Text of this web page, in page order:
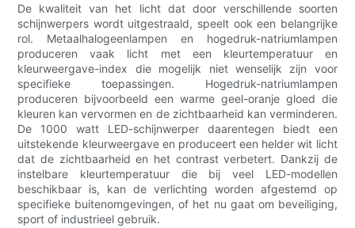
De kwaliteit van het licht dat door verschillende soorten
schijnwerpers wordt uitgestraald, speelt ook een belangrijke
rol. Metaalhalogeenlampen en hogedruk-natriumlampen
produceren vaak licht met een kleurtemperatuur en
kleurweergave-index die mogelijk niet wenselijk zijn voor
specifieke toepassingen. Hogedruk-natriumlampen
produceren bijvoorbeeld een warme geel-oranje gloed die
kleuren kan vervormen en de zichtbaarheid kan verminderen.
De 1000 watt LED-schijnwerper daarentegen biedt een
uitstekende kleurweergave en produceert een helder wit licht
dat de zichtbaarheid en het contrast verbetert. Dankzij de
instelbare kleurtemperatuur die bij veel LED-modellen
beschikbaar is, kan de verlichting worden afgestemd op
specifieke buitenomgevingen, of het nu gaat om beveiliging,
sport of industrieel gebruik.